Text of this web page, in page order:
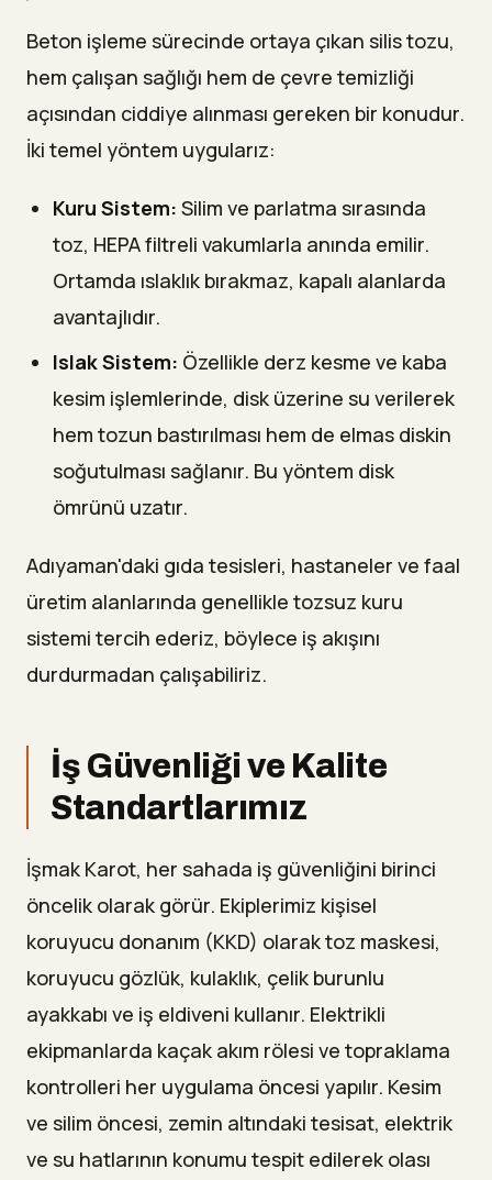
Beton işleme sürecinde ortaya çıkan silis tozu,
hem çalışan sağlığı hem de çevre temizliği
açısından ciddiye alınması gereken bir konudur.
İki temel yöntem uygularız:
Kuru Sistem: Silim ve parlatma sırasında
toz, HEPA filtreli vakumlarla anında emilir.
Ortamda ıslaklık bırakmaz, kapalı alanlarda
avantajlıdır.
Islak Sistem: Özellikle derz kesme ve kaba
kesim işlemlerinde, disk üzerine su verilerek
hem tozun bastırılması hem de elmas diskin
soğutulması sağlanır. Bu yöntem disk
ömrünü uzatır.
Adıyaman'daki gıda tesisleri, hastaneler ve faal
üretim alanlarında genellikle tozsuz kuru
sistemi tercih ederiz, böylece iş akışını
durdurmadan çalışabiliriz.
İş Güvenliği ve Kalite
Standartlarımız
İşmak Karot, her sahada iş güvenliğini birinci
öncelik olarak görür. Ekiplerimiz kişisel
koruyucu donanım (KKD) olarak toz maskesi,
koruyucu gözlük, kulaklık, çelik burunlu
ayakkabı ve iş eldiveni kullanır. Elektrikli
ekipmanlarda kaçak akım rölesi ve topraklama
kontrolleri her uygulama öncesi yapılır. Kesim
ve silim öncesi, zemin altındaki tesisat, elektrik
ve su hatlarının konumu tespit edilerek olası